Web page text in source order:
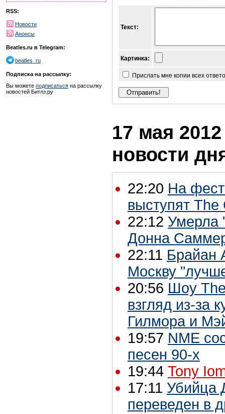
RSS:
Новости
Анонсы
Beatles.ru в Telegram:
beatles_ru
Подписка на рассылку:
Вы можете подписаться на рассылку
новостей Битлз.ру
Текст:
Картинка:
Прислать мне копии всех
17 мая
новости
22:20 На
выступят The
22:12 Умерла
Донна
22:11 Брайан
Москву
20:56 Шоу
взгляд из-за
Гилмора и
19:57 NME
песен 90-х
19:44 Tony
17:11 Убийца
переведен в